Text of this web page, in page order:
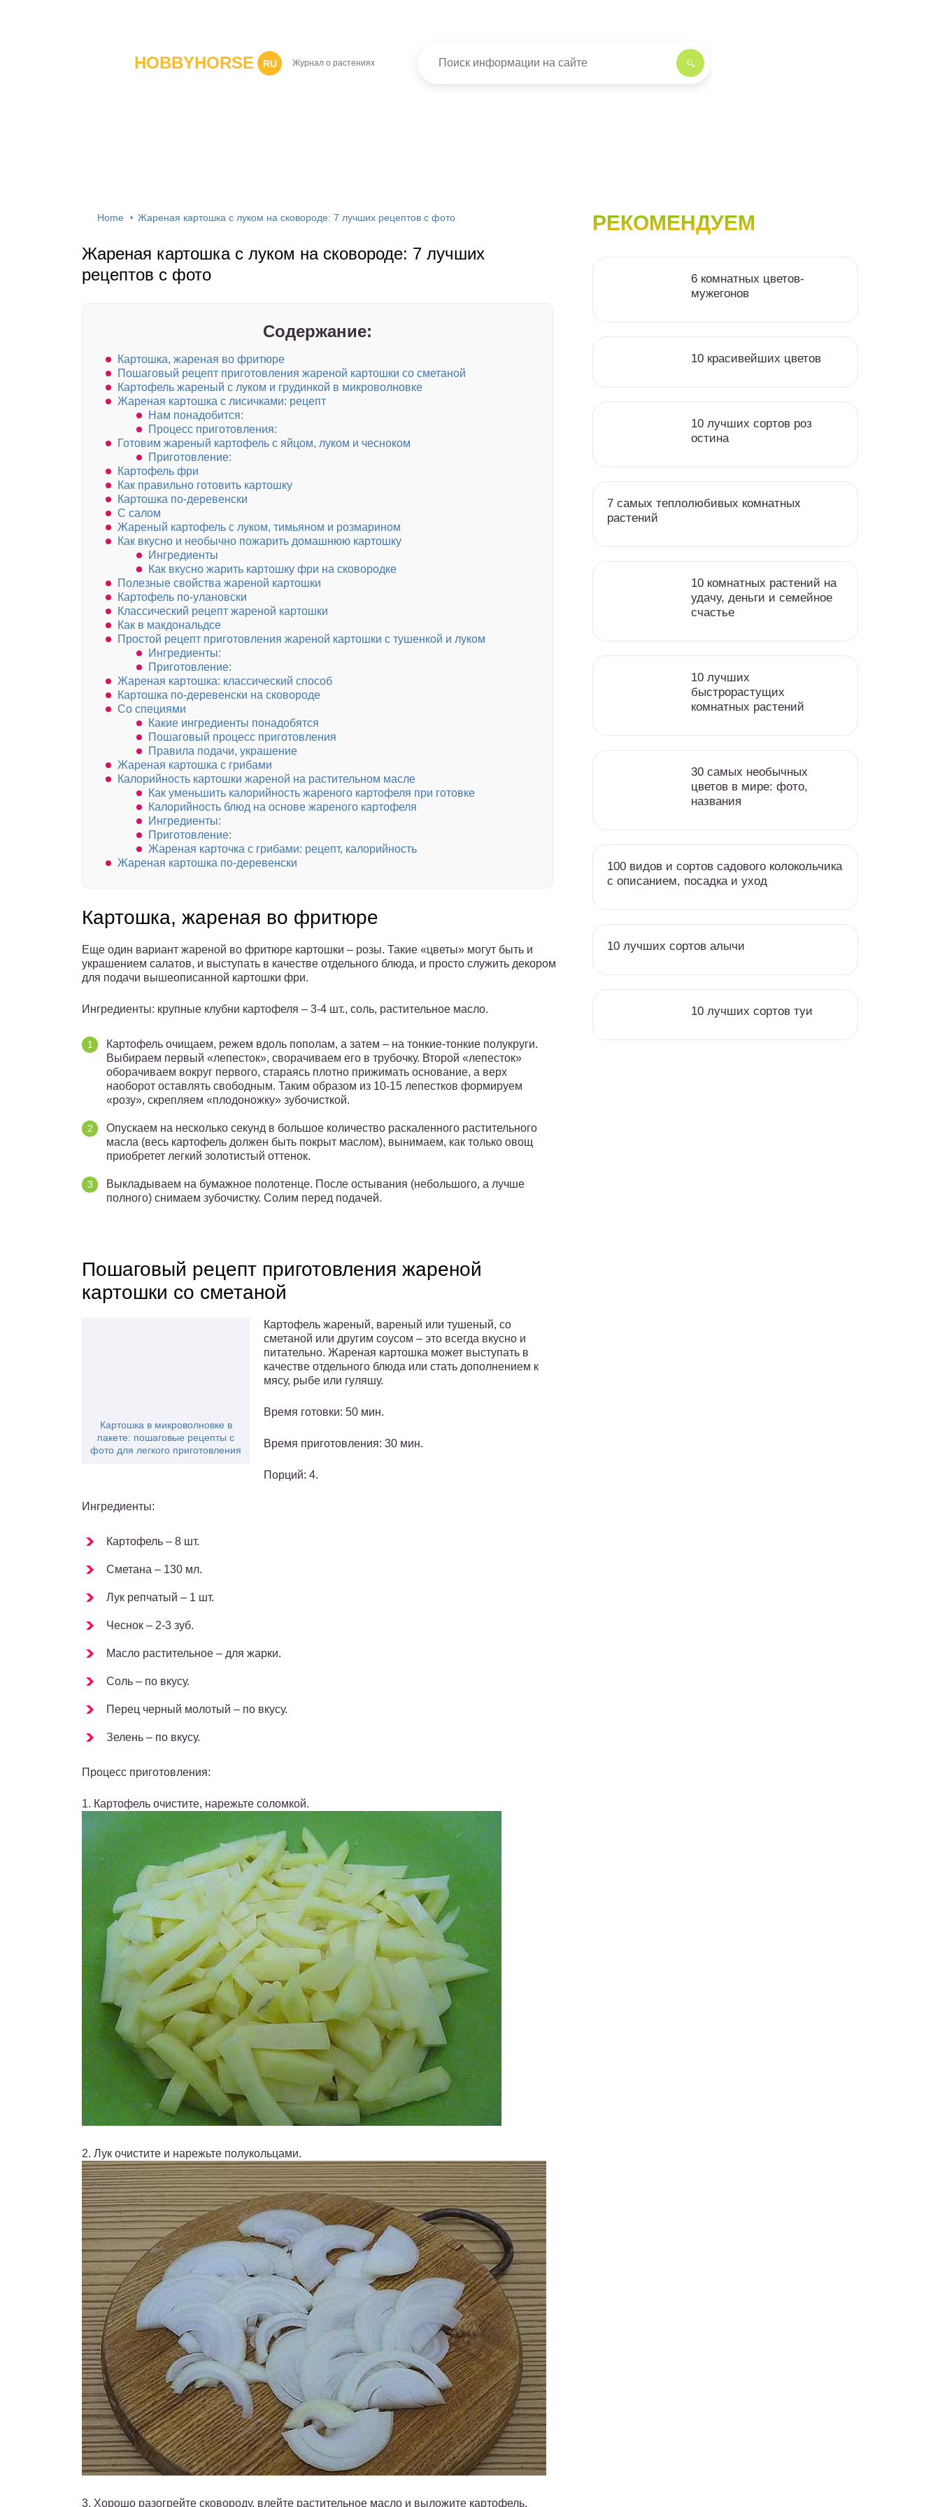
HOBBYHORSE RU Журнал о растениях
Home Жареная картошка с луком на сковороде: 7 лучших рецептов с фото
Жареная картошка с луком на сковороде: 7 лучших
рецептов с фото
Содержание:
Картошка, жареная во фритюре
Пошаговый рецепт приготовления жареной картошки со сметаной
Картофель жареный с луком и грудинкой в микроволновке
Жареная картошка с лисичками: рецепт
Нам понадобится:
Процесс приготовления:
Готовим жареный картофель с яйцом, луком и чесноком
Приготовление:
Картофель фри
Как правильно готовить картошку
Картошка по-деревенски
С салом
Жареный картофель с луком, тимьяном и розмарином
Как вкусно и необычно пожарить домашнюю картошку
Ингредиенты
Как вкусно жарить картошку фри на сковородке
Полезные свойства жареной картошки
Картофель по-улановски
Классический рецепт жареной картошки
Как в макдональдсе
Простой рецепт приготовления жареной картошки с тушенкой и луком
Ингредиенты:
Приготовление:
Жареная картошка: классический способ
Картошка по-деревенски на сковороде
Со специями
Какие ингредиенты понадобятся
Пошаговый процесс приготовления
Правила подачи, украшение
Жареная картошка с грибами
Калорийность картошки жареной на растительном масле
Как уменьшить калорийность жареного картофеля при готовке
Калорийность блюд на основе жареного картофеля
Ингредиенты:
Приготовление:
Жареная карточка с грибами: рецепт, калорийность
Жареная картошка по-деревенски
Картошка, жареная во фритюре
Еще один вариант жареной во фритюре картошки – розы. Такие «цветы» могут быть и
украшением салатов, и выступать в качестве отдельного блюда, и просто служить декором
для подачи вышеописанной картошки фри.
Ингредиенты: крупные клубни картофеля – 3-4 шт., соль, растительное масло.
Картофель очищаем, режем вдоль пополам, а затем – на тонкие-тонкие полукруги.
Выбираем первый «лепесток», сворачиваем его в трубочку. Второй «лепесток»
оборачиваем вокруг первого, стараясь плотно прижимать основание, а верх
наоборот оставлять свободным. Таким образом из 10-15 лепестков формируем
«розу», скрепляем «плодоножку» зубочисткой.
Опускаем на несколько секунд в большое количество раскаленного растительного
масла (весь картофель должен быть покрыт маслом), вынимаем, как только овощ
приобретет легкий золотистый оттенок.
Выкладываем на бумажное полотенце. После остывания (небольшого, а лучше
полного) снимаем зубочистку. Солим перед подачей.
Пошаговый рецепт приготовления жареной
картошки со сметаной
Картошка в микроволновке в
пакете: пошаговые рецепты с
фото для легкого приготовления
Картофель жареный, вареный или тушеный, со
сметаной или другим соусом – это всегда вкусно и
питательно. Жареная картошка может выступать в
качестве отдельного блюда или стать дополнением к
мясу, рыбе или гуляшу.
Время готовки: 50 мин.
Время приготовления: 30 мин.
Порций: 4.
Ингредиенты:
Картофель – 8 шт.
Сметана – 130 мл.
Лук репчатый – 1 шт.
Чеснок – 2-3 зуб.
Масло растительное – для жарки.
Соль – по вкусу.
Перец черный молотый – по вкусу.
Зелень – по вкусу.
Процесс приготовления:
1. Картофель очистите, нарежьте соломкой.
2. Лук очистите и нарежьте полукольцами.
3. Хорошо разогрейте сковороду, влейте растительное масло и выложите картофель.
РЕКОМЕНДУЕМ
6 комнатных цветов-
мужегонов
10 красивейших цветов
10 лучших сортов роз
остина
7 самых теплолюбивых комнатных
растений
10 комнатных растений на
удачу, деньги и семейное
счастье
10 лучших
быстрорастущих
комнатных растений
30 самых необычных
цветов в мире: фото,
названия
100 видов и сортов садового колокольчика
с описанием, посадка и уход
10 лучших сортов алычи
10 лучших сортов туи